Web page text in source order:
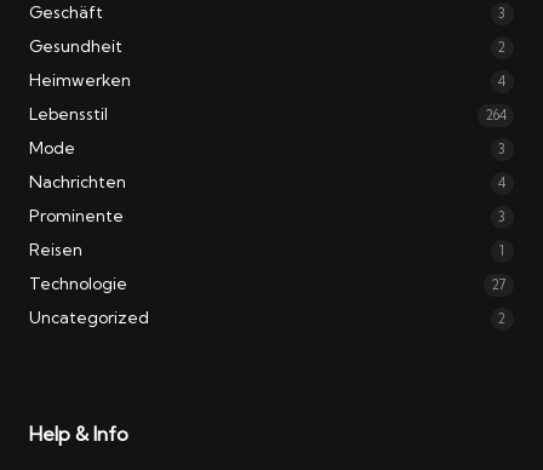
Geschäft 3
Gesundheit 2
Heimwerken 4
Lebensstil 264
Mode 3
Nachrichten 4
Prominente 3
Reisen 1
Technologie 27
Uncategorized 2
Help & Info